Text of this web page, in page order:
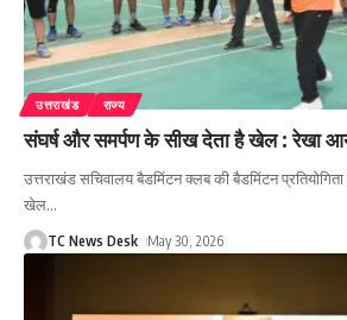
उत्तराखंड राज्य
संघर्ष और समर्पण के सीख देता है खेल : रेखा
उत्तराखंड सचिवालय बैडमिंटन क्लब की बैडमिंटन
खेल…
TC News Desk May 30, 2026